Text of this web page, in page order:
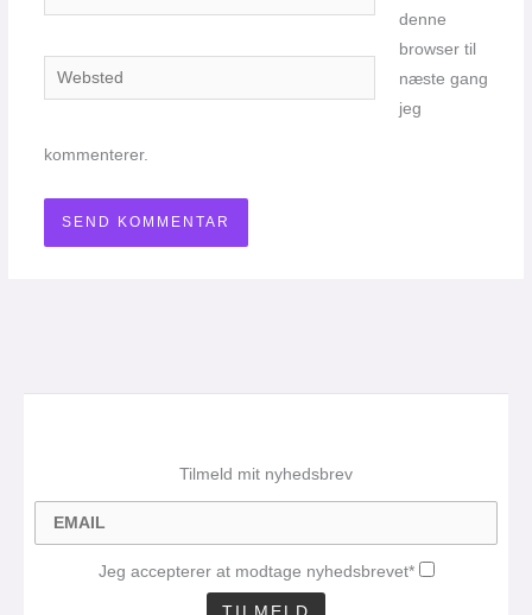
Websted
denne
browser til
næste gang
jeg
kommenterer.
Tilmeld mit nyhedsbrev
Jeg accepterer at modtage nyhedsbrevet*